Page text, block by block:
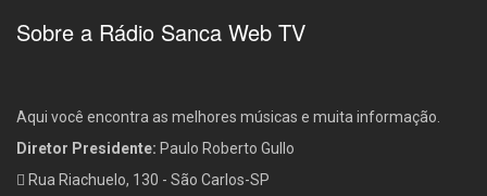
Sobre a Rádio Sanca Web TV
Aqui você encontra as melhores músicas e muita informação.
Diretor Presidente: Paulo Roberto Gullo
Rua Riachuelo, 130 - São Carlos-SP